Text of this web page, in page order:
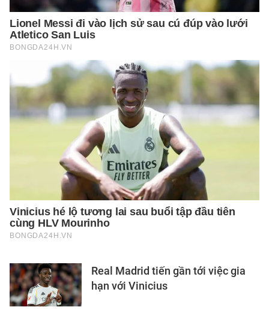
Real Madrid tiến gần tới việc gia
hạn với Vinicius